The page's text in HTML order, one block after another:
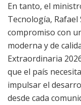
En tanto, el
Tecnología,
compromiso con
moderna y de
Extraordinaria
que el país
impulsar el
desde cada